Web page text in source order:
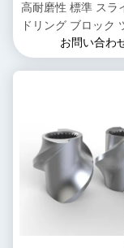
高耐磨性 標準 スラ
ドリング ブロック
クロール エクスト
お問い合わ